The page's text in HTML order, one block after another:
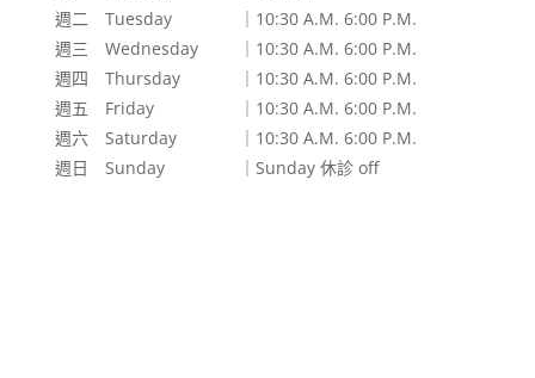
週二 Tuesday
｜10:30 A.M. 6:00 P.M.
週三 Wednesday
｜10:30 A.M. 6:00 P.M.
週四 Thursday
｜10:30 A.M. 6:00 P.M.
週五 Friday
｜10:30 A.M. 6:00 P.M.
週六 Saturday
｜10:30 A.M. 6:00 P.M.
週日 Sunday
｜Sunday 休診 off